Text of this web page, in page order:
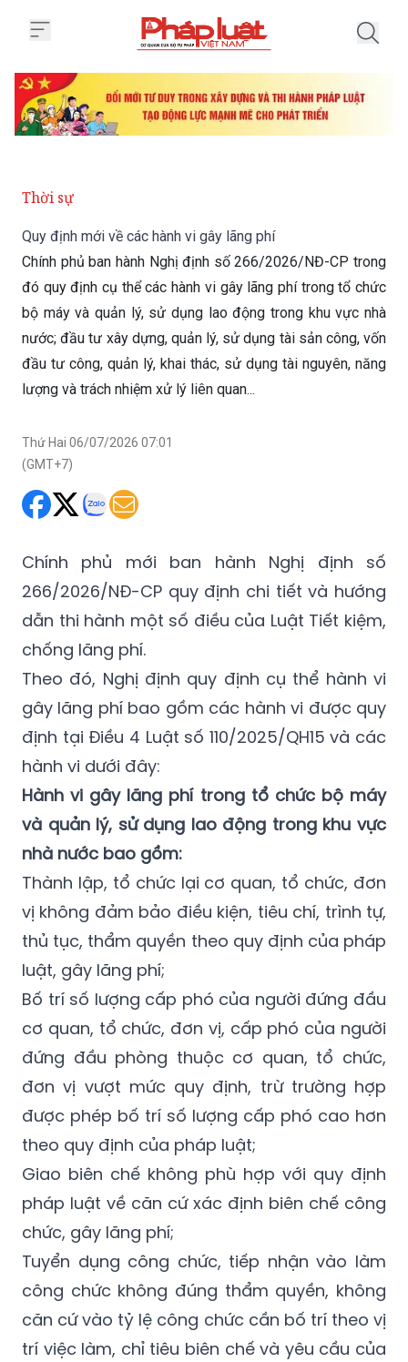
Thời sự
Quy định mới về các hành vi gây lãng phí
Chính phủ ban hành Nghị định số 266/2026/NĐ-CP trong
đó quy định cụ thể các hành vi gây lãng phí trong tổ chức
bộ máy và quản lý, sử dụng lao động trong khu vực nhà
nước; đầu tư xây dựng, quản lý, sử dụng tài sản công, vốn
đầu tư công, quản lý, khai thác, sử dụng tài nguyên, năng
lượng và trách nhiệm xử lý liên quan...
Thứ Hai 06/07/2026 07:01
(GMT+7)
Chính phủ mới ban hành Nghị định số
266/2026/NĐ-CP quy định chi tiết và hướng
dẫn thi hành một số điều của Luật Tiết kiệm,
chống lãng phí.
Theo đó, Nghị định quy định cụ thể hành vi
gây lãng phí bao gồm các hành vi được quy
định tại Điều 4 Luật số 110/2025/QH15 và các
hành vi dưới đây:
Hành vi gây lãng phí trong tổ chức bộ máy
và quản lý, sử dụng lao động trong khu vực
nhà nước bao gồm:
Thành lập, tổ chức lại cơ quan, tổ chức, đơn
vị không đảm bảo điều kiện, tiêu chí, trình tự,
thủ tục, thẩm quyền theo quy định của pháp
luật, gây lãng phí;
Bố trí số lượng cấp phó của người đứng đầu
cơ quan, tổ chức, đơn vị, cấp phó của người
đứng đầu phòng thuộc cơ quan, tổ chức,
đơn vị vượt mức quy định, trừ trường hợp
được phép bố trí số lượng cấp phó cao hơn
theo quy định của pháp luật;
Giao biên chế không phù hợp với quy định
pháp luật về căn cứ xác định biên chế công
chức, gây lãng phí;
Tuyển dụng công chức, tiếp nhận vào làm
công chức không đúng thẩm quyền, không
căn cứ vào tỷ lệ công chức cần bố trí theo vị
trí việc làm, chỉ tiêu biên chế và yêu cầu của